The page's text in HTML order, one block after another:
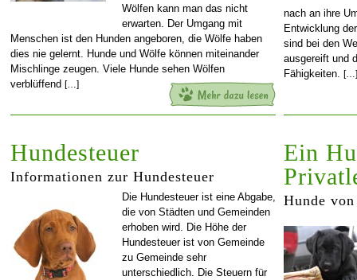
Wölfen kann man das nicht
erwarten. Der Umgang mit
Menschen ist den Hunden angeboren, die Wölfe haben
dies nie gelernt. Hunde und Wölfe können miteinander
Mischlinge zeugen. Viele Hunde sehen Wölfen
verblüffend […]
nach an ihre
Entwicklung
sind bei den
ausgereift und
Fähigkeiten.
Hundesteuer
Informationen zur Hundesteuer
Die Hundesteuer ist eine Abgabe,
die von Städten und Gemeinden
erhoben wird. Die Höhe der
Hundesteuer ist von Gemeinde
zu Gemeinde sehr
unterschiedlich. Die Steuern für
Ein
Hunde